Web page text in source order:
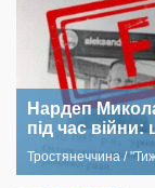
Нардеп
під час війни:
Тростянеччина /